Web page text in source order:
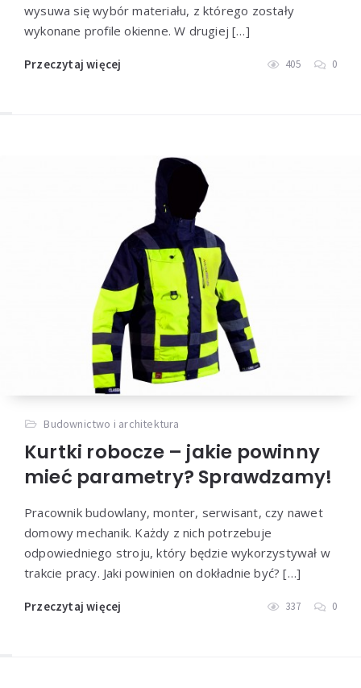
wysuwa się wybór materiału, z którego zostały
wykonane profile okienne. W drugiej […]
Przeczytaj więcej 405 0
Budownictwo i architektura
Kurtki robocze – jakie powinny
mieć parametry? Sprawdzamy!
Pracownik budowlany, monter, serwisant, czy nawet
domowy mechanik. Każdy z nich potrzebuje
odpowiedniego stroju, który będzie wykorzystywał w
trakcie pracy. Jaki powinien on dokładnie być? […]
Przeczytaj więcej 337 0